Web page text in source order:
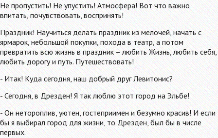
Не пропустить! Не упустить! Атмосфера! Вот что важно
впитать, почувствовать, воспринять!
Праздник! Научиться делать праздник из мелочей, начать с
ярмарок, небольшой покупки, похода в театр, а потом
превратить всю жизнь в праздник – любить Жизнь, любить себя,
любить дорогу и путь. Путешествовать!
- Итак! Куда сегодня, наш добрый друг Левитонис?
- Сегодня, в Дрезден! Я так люблю этот город на Эльбе!
- Он нетороплив, уютен, гостеприимен и безумно красив! И если
бы я выбирал город для жизни, то Дрезден, был бы в числе
первых.